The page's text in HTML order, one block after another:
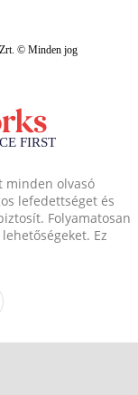
© Minden jog
minden olvasó
lefedettséget és
Folyamatosan
Ez